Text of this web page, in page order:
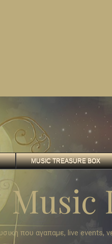
MUSIC TREASURE BOX
Music
που αγαπαμε, live events,